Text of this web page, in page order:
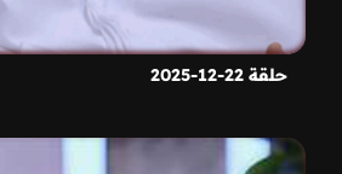
حلقة 22-12-2025